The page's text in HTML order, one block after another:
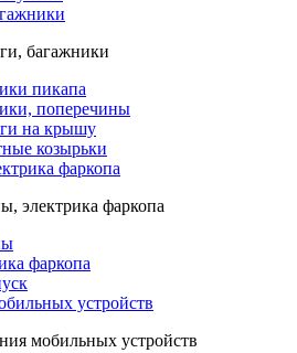
багажники
пикапа
поперечины
на крышу
козырьки
фаркопа
электрика фаркопа
фаркопа
устройств
мобильных устройств